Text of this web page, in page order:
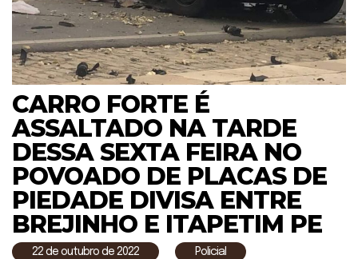
CARRO FORTE É
ASSALTADO NA TARDE
DESSA SEXTA FEIRA NO
POVOADO DE PLACAS DE
PIEDADE DIVISA ENTRE
BREJINHO E ITAPETIM PE
22 de outubro de 2022 Policial